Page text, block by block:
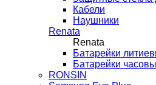
Кабели
Наушники
Renata
Renata
Батарейки
Батарейки
RONSIN